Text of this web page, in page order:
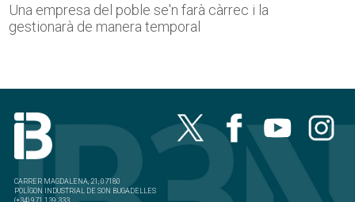
Una empresa del poble se'n farà càrrec i la
gestionarà de manera temporal
CARRER MAGDALENA, 21, 07180
POLÍGON INDUSTRIAL DE SON BUGADELLES